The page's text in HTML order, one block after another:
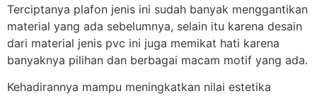
Terciptanya plafon jenis ini sudah banyak menggantikan
material yang ada sebelumnya, selain itu karena desain
dari material jenis pvc ini juga memikat hati karena
banyaknya pilihan dan berbagai macam motif yang ada.
Kehadirannya mampu meningkatkan nilai estetika